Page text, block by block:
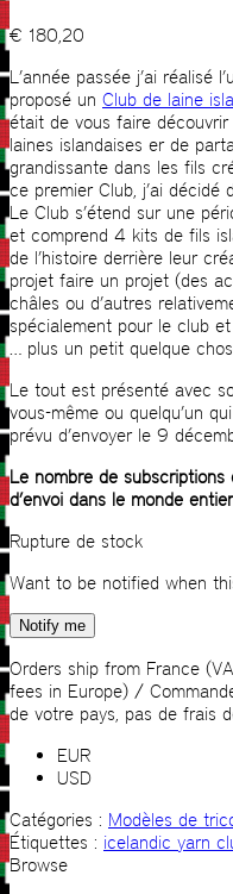
€ 180,20
L’année passée j’ai réalisé
proposé un Club de laine
était de vous faire
laines islandaises er de
grandissante dans les fils
ce premier Club, j’ai décidé
Le Club s’étend sur une
et comprend 4 kits de fils
de l’histoire derrière leur
projet faire un projet (des
châles ou d’autres
spécialement pour le club
… plus un petit quelque
Le tout est présenté avec
vous-même ou quelqu’un
prévu d’envoyer le 9
Le nombre de
d’envoi dans le monde
Rupture de stock
Want to be notified when
Notify me
Orders ship from France
fees in Europe) /
de votre pays, pas de frais
EUR
USD
Catégories : Modèles de
Étiquettes : icelandic yarn
Browse